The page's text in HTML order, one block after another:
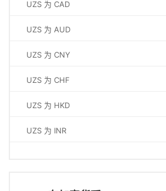
UZS 为 CAD
UZS 为 AUD
UZS 为 CNY
UZS 为 CHF
UZS 为 HKD
UZS 为 INR